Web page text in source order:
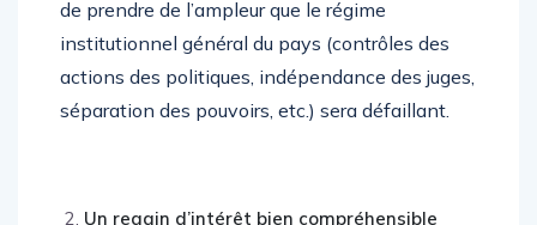
de prendre de l’ampleur que le régime
institutionnel général du pays (contrôles des
actions des politiques, indépendance des juges,
séparation des pouvoirs, etc.) sera défaillant.
Un regain d’intérêt bien compréhensible